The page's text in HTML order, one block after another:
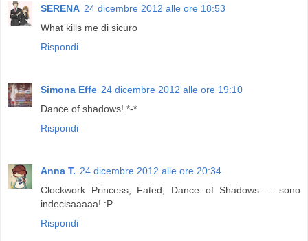
SERENA 24 dicembre 2012 alle ore 18:53
What kills me di sicuro
Rispondi
Simona Effe 24 dicembre 2012 alle ore 19:10
Dance of shadows! *-*
Rispondi
Anna T. 24 dicembre 2012 alle ore 20:34
Clockwork Princess, Fated, Dance of Shadows..... sono
indecisaaaaa! :P
Rispondi